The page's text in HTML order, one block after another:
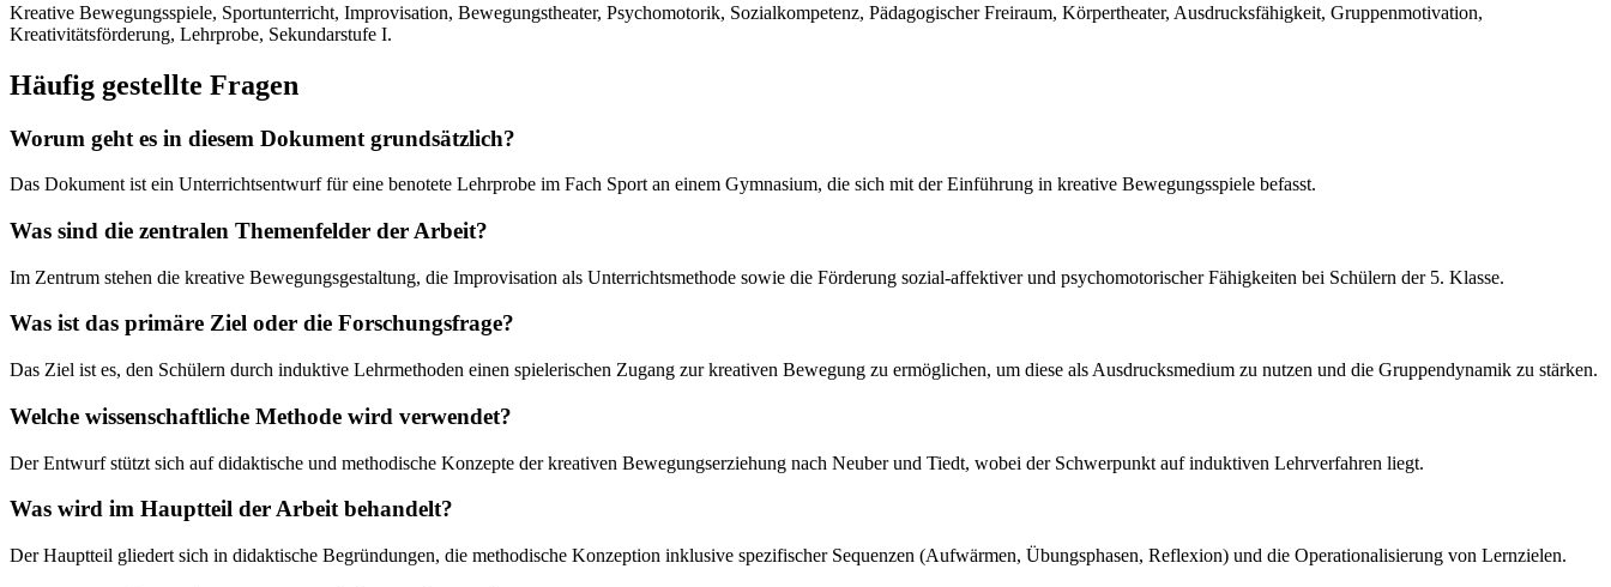
Kreative Bewegungsspiele, Sportunterricht, Improvisation, Bewegungstheater, Psychomotorik, Sozialkompetenz, Pädagogischer Freiraum, Körpertheater, Ausdrucksfähigkeit, Gruppenmotivation,
Kreativitätsförderung, Lehrprobe, Sekundarstufe I.
Häufig gestellte Fragen
Worum geht es in diesem Dokument grundsätzlich?
Das Dokument ist ein Unterrichtsentwurf für eine benotete Lehrprobe im Fach Sport an einem Gymnasium, die sich mit der Einführung in kreative Bewegungsspiele befasst.
Was sind die zentralen Themenfelder der Arbeit?
Im Zentrum stehen die kreative Bewegungsgestaltung, die Improvisation als Unterrichtsmethode sowie die Förderung sozial-affektiver und psychomotorischer Fähigkeiten bei Schülern der 5. Klasse.
Was ist das primäre Ziel oder die Forschungsfrage?
Das Ziel ist es, den Schülern durch induktive Lehrmethoden einen spielerischen Zugang zur kreativen Bewegung zu ermöglichen, um diese als Ausdrucksmedium zu nutzen und die Gruppendynamik zu stärken.
Welche wissenschaftliche Methode wird verwendet?
Der Entwurf stützt sich auf didaktische und methodische Konzepte der kreativen Bewegungserziehung nach Neuber und Tiedt, wobei der Schwerpunkt auf induktiven Lehrverfahren liegt.
Was wird im Hauptteil der Arbeit behandelt?
Der Hauptteil gliedert sich in didaktische Begründungen, die methodische Konzeption inklusive spezifischer Sequenzen (Aufwärmen, Übungsphasen, Reflexion) und die Operationalisierung von Lernzielen.